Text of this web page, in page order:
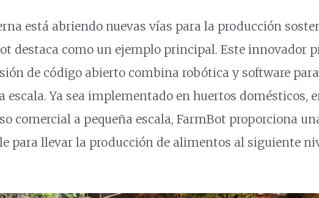
está abriendo nuevas vías para la producción
destaca como un ejemplo principal. Este innovador
de código abierto combina robótica y software
escala. Ya sea implementado en huertos domésticos,
comercial a pequeña escala, FarmBot proporciona
para llevar la producción de alimentos al siguiente